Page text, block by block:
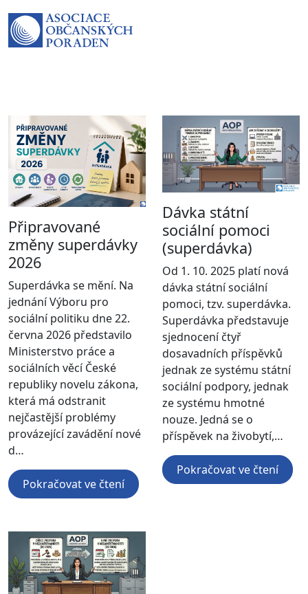
Připravované
změny superdávky
2026
Superdávka se mění. Na
jednání Výboru pro
sociální politiku dne 22.
června 2026 představilo
Ministerstvo práce a
sociálních věcí České
republiky novelu zákona,
která má odstranit
nejčastější problémy
provázející zavádění nové
d…
Pokračovat ve čtení
Dávka státní
sociální pomoci
(superdávka)
Od 1. 10. 2025 platí nová
dávka státní sociální
pomoci, tzv. superdávka.
Superdávka představuje
sjednocení čtyř
dosavadních příspěvků
jednak ze systému státní
sociální podpory, jednak
ze systému hmotné
nouze. Jedná se o
příspěvek na živobytí,…
Pokračovat ve čtení